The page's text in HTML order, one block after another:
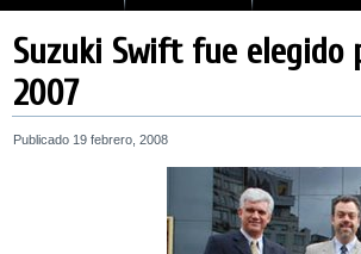
Suzuki Swift fue elegido
2007
Publicado 19 febrero, 2008